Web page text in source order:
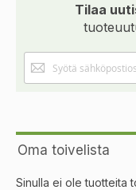
Tilaa
uutiskirjeemme:
Oma toivelista
Sinulla ei ole tuotteita